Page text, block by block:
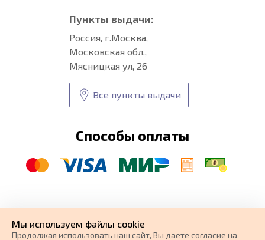
Пункты выдачи:
Россия, г.Москва,
Московская обл.,
Мясницкая ул, 26
Все пункты выдачи
Способы оплаты
автоковрики
разработка и
Мы используем файлы cookie
Продолжая использовать наш cайт, Вы даете согласие на